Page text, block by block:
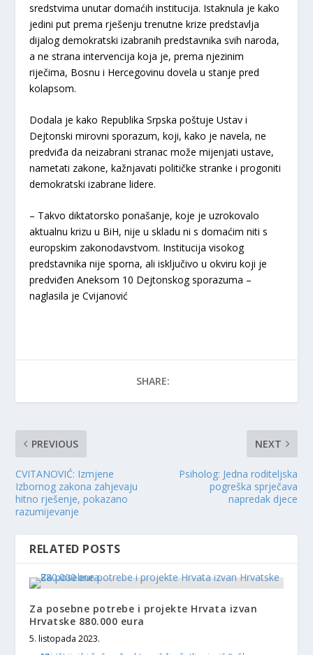
sredstvima unutar domaćih institucija. Istaknula je kako
jedini put prema rješenju trenutne krize predstavlja
dijalog demokratski izabranih predstavnika svih naroda,
a ne strana intervencija koja je, prema njezinim
riječima, Bosnu i Hercegovinu dovela u stanje pred
kolapsom.
Dodala je kako Republika Srpska poštuje Ustav i
Dejtonski mirovni sporazum, koji, kako je navela, ne
predviđa da neizabrani stranac može mijenjati ustave,
nametati zakone, kažnjavati političke stranke i progoniti
demokratski izabrane lidere.
– Takvo diktatorsko ponašanje, koje je uzrokovalo
aktualnu krizu u BiH, nije u skladu ni s domaćim niti s
europskim zakonodavstvom. Institucija visokog
predstavnika nije sporna, ali isključivo u okviru koji je
predviđen Aneksom 10 Dejtonskog sporazuma –
naglasila je Cvijanović
SHARE:
PREVIOUS
CVITANOVIĆ: Izmjene
Izbornog zakona zahjevaju
hitno rješenje, pokazano
razumijevanje
NEXT
Psiholog: Jedna roditeljska
pogreška sprječava
napredak djece
RELATED POSTS
Za posebne potrebe i projekte Hrvata izvan
Hrvatske 880.000 eura
5. listopada 2023.